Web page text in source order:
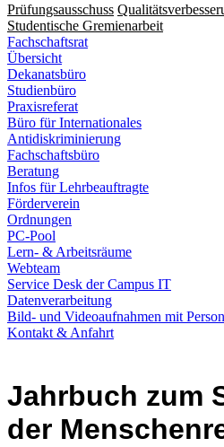
Prüfungsausschuss
Studentische Gremienarbeit
Fachschaftsrat
Übersicht
Dekanatsbüro
Studienbüro
Praxisreferat
Büro für Internationales
Antidiskriminierung
Fachschaftsbüro
Beratung
Infos für Lehrbeauftragte
Förderverein
Ordnungen
PC-Pool
Lern- & Arbeitsräume
Webteam
Service Desk der Campus IT
Datenverarbeitung
Bild- und Videoaufnahmen mit
Kontakt & Anfahrt
Jahrbuch zum
der